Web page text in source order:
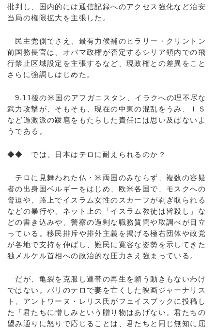
批判し、国内的には通信記録へのアクセス強化など治安
当局の権限拡大を主張した。
民主党側でさえ、最有力候補のヒラリー・クリントン
前国務長官は、オバマ政権が否定するシリア領内での飛
行禁止区域設定を主張するなど、現政権との差異をこと
さらに強調しはじめた。
9.11後の米国のアフガニスタン、イラクへの理不尽な
武力攻撃が、そもそも、現在の中東の混乱をうみ、ＩＳ
など過激派の跋扈をもたらした責任には思い及ばないよ
うである。
◆◆ では、日本はテロに耐えられるのか？
テロに見舞われた仏・米両国のみならず、複数の容疑
者の出身国ベルギーをはじめ、欧米各国で、モスクへの
脅迫や、路上でイスラム女性のスカーフが剥ぎ取られる
などの暴行や、ネット上の「イスラム教徒は皆殺し」な
どの書き込みや、警察の過剰な職務質問や取調べが目立
っている。移民排斥や排外主義を掲げる極右団体や政党
が各地で支持を伸ばし、難民に寛容な姿勢を示してきた
独メルケル首相への政治的な圧力さえ強まっている。
だが、亀裂を克服し連帯の再生を願う動きもないわけ
ではない。パリのテロで妻を亡くした映画ジャーナリス
ト、アントワーヌ・レリス氏がフェイスブックに投稿し
た「君たちに憎しみという贈り物はあげない。君たちの
望み通りに怒りで応じることは、君たちと同じ無知に屈